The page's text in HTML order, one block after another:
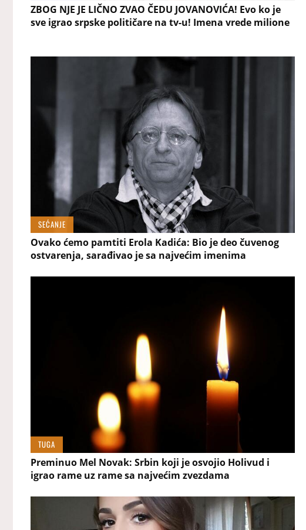
ZBOG NJE JE LIČNO ZVAO ČEDU JOVANOVIĆA! Evo ko je
sve igrao srpske političare na tv-u! Imena vrede milione
SEĆANJE
Ovako ćemo pamtiti Erola Kadića: Bio je deo čuvenog
ostvarenja, sarađivao je sa najvećim imenima
TUGA
Preminuo Mel Novak: Srbin koji je osvojio Holivud i
igrao rame uz rame sa najvećim zvezdama